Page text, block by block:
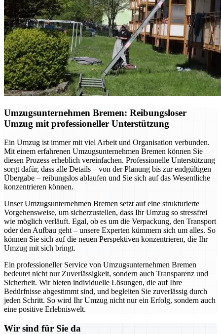
Umzugsunternehmen Bremen: Reibungsloser
Umzug mit professioneller Unterstützung
Ein Umzug ist immer mit viel Arbeit und Organisation verbunden.
Mit einem erfahrenen Umzugsunternehmen Bremen können Sie
diesen Prozess erheblich vereinfachen. Professionelle Unterstützung
sorgt dafür, dass alle Details – von der Planung bis zur endgültigen
Übergabe – reibungslos ablaufen und Sie sich auf das Wesentliche
konzentrieren können.
Unser Umzugsunternehmen Bremen setzt auf eine strukturierte
Vorgehensweise, um sicherzustellen, dass Ihr Umzug so stressfrei
wie möglich verläuft. Egal, ob es um die Verpackung, den Transport
oder den Aufbau geht – unsere Experten kümmern sich um alles. So
können Sie sich auf die neuen Perspektiven konzentrieren, die Ihr
Umzug mit sich bringt.
Ein professioneller Service von Umzugsunternehmen Bremen
bedeutet nicht nur Zuverlässigkeit, sondern auch Transparenz und
Sicherheit. Wir bieten individuelle Lösungen, die auf Ihre
Bedürfnisse abgestimmt sind, und begleiten Sie zuverlässig durch
jeden Schritt. So wird Ihr Umzug nicht nur ein Erfolg, sondern auch
eine positive Erlebniswelt.
Wir sind für Sie da